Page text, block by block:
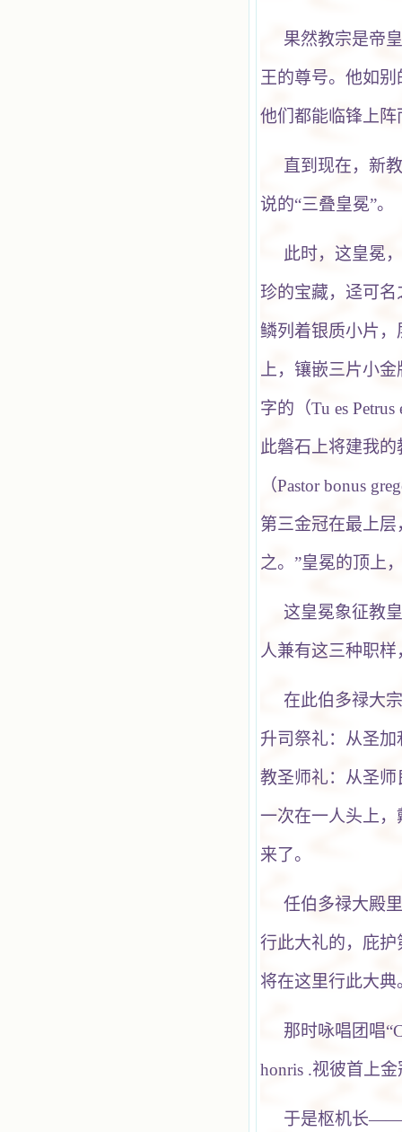
果然教宗是帝
王的尊号。他如
他们都能临锋上阵
直到现在，新
说的“三叠皇冕”。
此时，这皇冕
珍的宝藏，迳可
鳞列着银质小片
上，镶嵌三片小
字的（Tu es Petrus
此磐石上将建我
（Pastor bonus
第三金冠在最上层
之。”皇冕的顶上
这皇冕象征教
人兼有这三种职
在此伯多禄大
升司祭礼：从圣加
教圣师礼：从圣师
一次在一人头上
来了。
任伯多禄大殿
行此大礼的，庇
将在这里行此大典
那时咏唱团唱
honris .视彼首上
于是枢机长——